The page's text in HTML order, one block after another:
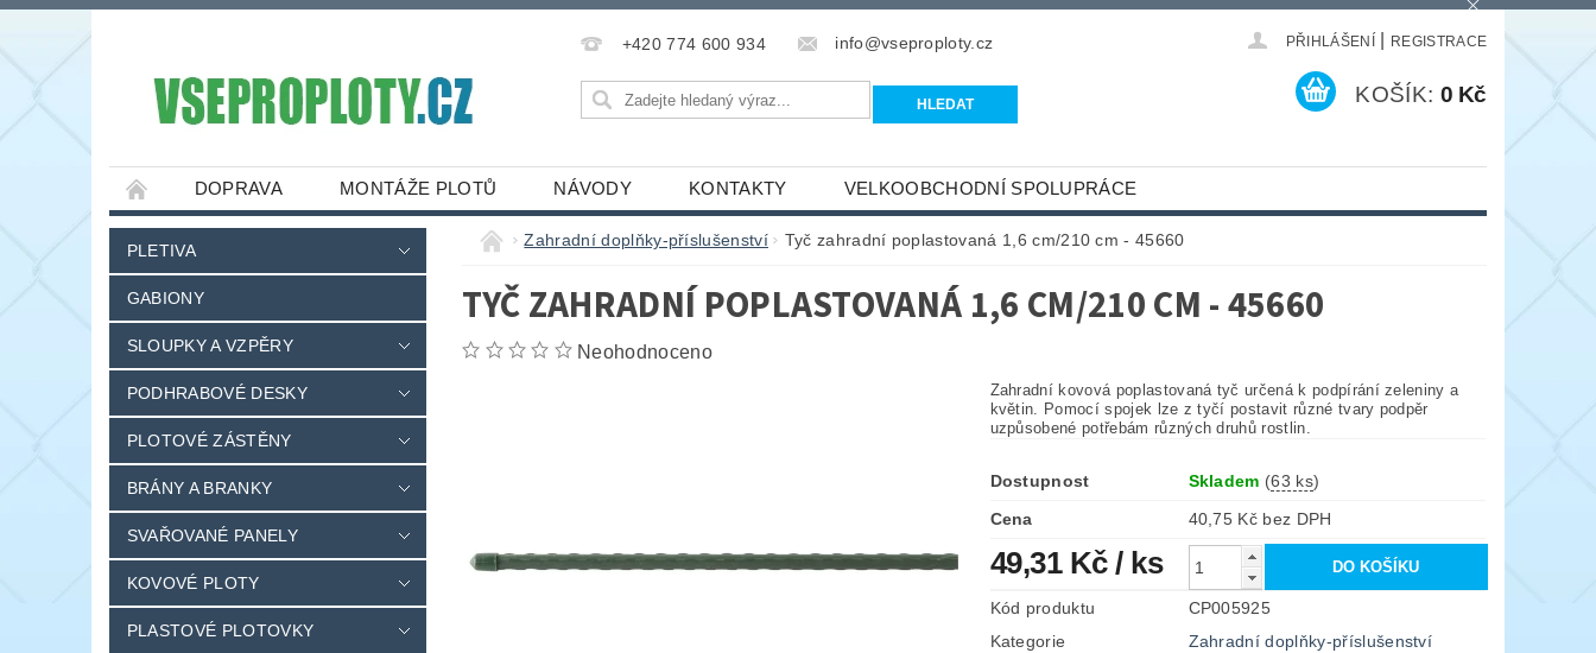
+420 774 600 934 info@vseproploty.cz PŘIHLÁŠENÍ REGISTRACE
KOŠÍK: 0 Kč
DOPRAVA MONTÁŽE PLOTŮ NÁVODY KONTAKTY VELKOOBCHODNÍ SPOLUPRÁCE
PLETIVA
GABIONY
SLOUPKY A VZPĚRY
PODHRABOVÉ DESKY
PLOTOVÉ ZÁSTĚNY
BRÁNY A BRANKY
SVAŘOVANÉ PANELY
KOVOVÉ PLOTY
PLASTOVÉ PLOTOVKY
Zahradní doplňky-příslušenství Tyč zahradní poplastovaná 1,6 cm/210 cm - 45660
TYČ ZAHRADNÍ POPLASTOVANÁ 1,6 CM/210 CM - 45660
Neohodnoceno
Zahradní kovová poplastovaná tyč určená k podpírání zeleniny a
květin. Pomocí spojek lze z tyčí postavit různé tvary podpěr
uzpůsobené potřebám různých druhů rostlin.
Dostupnost Skladem (63 ks)
Cena
40,75 Kč bez DPH
49,31 Kč/ ks
Kód produktu
CP005925
Kategorie
Zahradní doplňky-příslušenství